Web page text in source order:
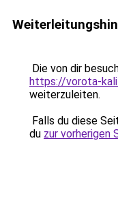
Die von dir
https://vorota-
weiterzuleiten.
Falls du diese
du zur vorherigen